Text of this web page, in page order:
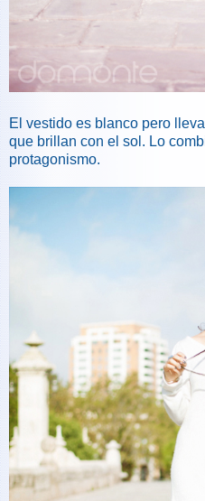
El vestido es blanco pero
que brillan con el sol. Lo
protagonismo.